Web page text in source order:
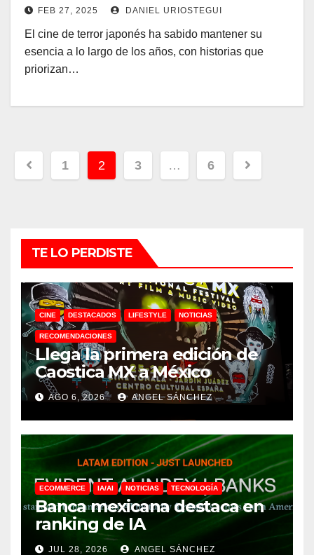
FEB 27, 2025 DANIEL URIOSTEGUI
El cine de terror japonés ha sabido mantener su
esencia a lo largo de los años, con historias que
priorizan…
Paginación
1 2 3 … 6
TE LO PERDISTE
CINE DESTACADOS LIFESTYLE NOTICIAS
RECOMENDACIONES
Llega la primera edición de
Caostica MX a México
AGO 6, 2026 ANGEL SÁNCHEZ
ECOMMERCE IA/AI NOTICIAS TECNOLOGÍA
Banca mexicana destaca en
ranking de IA
JUL 28, 2026 ANGEL SÁNCHEZ